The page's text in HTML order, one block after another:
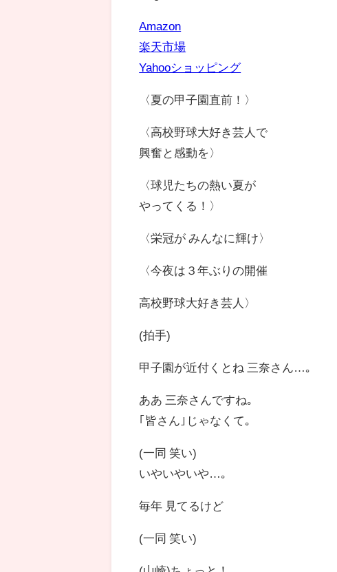
Amazon
楽天市場
Yahooショッピング
〈夏の甲子園直前！〉
〈高校野球大好き芸人で
興奮と感動を〉
〈球児たちの熱い夏が
やってくる！〉
〈栄冠が みんなに輝け〉
〈今夜は３年ぶりの開催
高校野球大好き芸人〉
(拍手)
甲子園が近付くとね 三奈さん…｡
ああ 三奈さんですね｡
｢皆さん｣じゃなくて｡
(一同 笑い)
いやいやいや…｡
毎年 見てるけど
(一同 笑い)